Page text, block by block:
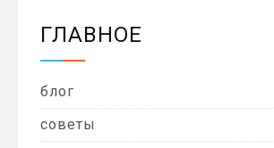
ГЛАВНОЕ
блог
советы